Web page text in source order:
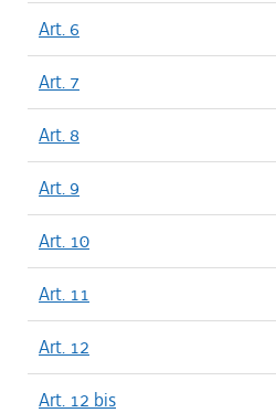
Art. 6
Art. 7
Art. 8
Art. 9
Art. 10
Art. 11
Art. 12
Art. 12 bis